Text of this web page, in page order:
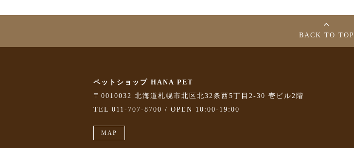
BACK TO TOP
ペットショップ HANA PET
〒0010032 北海道札幌市北区北32条西5丁目2-30 壱ビル2階
TEL 011-707-8700 / OPEN 10:00-19:00
MAP